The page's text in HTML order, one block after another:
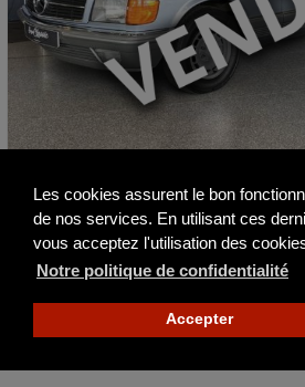
Les cookies assurent le bon
de nos services. En utilisant ces
vous acceptez l'utilisation des
Notre politique de confidentialité
Accepter
Mercedes-Benz SEC 380 W126
97110 km
42 000 €